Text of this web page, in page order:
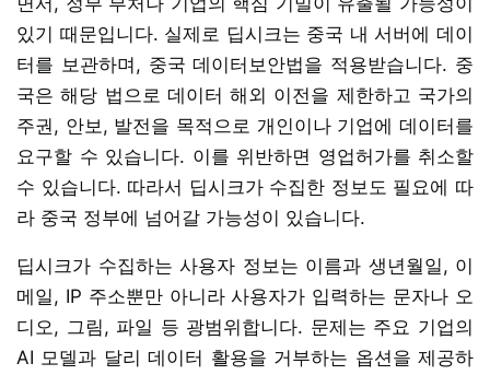
있기 때문입니다. 실제로 딥시크는 중국 내 서버에 데이
터를 보관하며, 중국 데이터보안법을 적용받습니다. 중
국은 해당 법으로 데이터 해외 이전을 제한하고 국가의
주권, 안보, 발전을 목적으로 개인이나 기업에 데이터를
요구할 수 있습니다. 이를 위반하면 영업허가를 취소할
수 있습니다. 따라서 딥시크가 수집한 정보도 필요에 따
라 중국 정부에 넘어갈 가능성이 있습니다.
딥시크가 수집하는 사용자 정보는 이름과 생년월일, 이
메일, IP 주소뿐만 아니라 사용자가 입력하는 문자나 오
디오, 그림, 파일 등 광범위합니다. 문제는 주요 기업의
AI 모델과 달리 데이터 활용을 거부하는 옵션을 제공하